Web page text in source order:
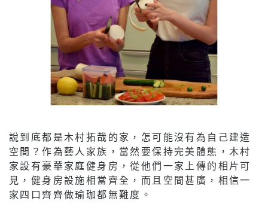
說到底都是木村拓哉的家，怎可能沒有為自己建造
空間？作為藝人家族，當然要保持完美體態，木村
家設有豪華家庭健身房，從他們一家上傳的相片可
見，健身房設施相當齊全，而且空間甚廣，相信一
家四口齊齊做瑜珈都無難度。